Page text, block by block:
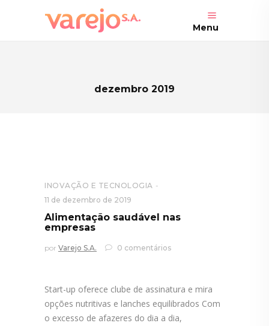
Menu
dezembro 2019
INOVAÇÃO E TECNOLOGIA
11 de dezembro de 2019
Alimentação saudável nas
empresas
por Varejo S.A. 0 comentários
Start-up oferece clube de assinatura e mira
opções nutritivas e lanches equilibrados Com
o excesso de afazeres do dia a dia,